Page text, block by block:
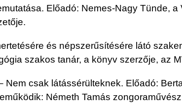
Előadó: Nemes-Nagy Tünde,
és népszerűsítésére látó
szakos tanár, a könyv szerzője, az
Nem csak látássérülteknek. Előadó:
Németh Tamás